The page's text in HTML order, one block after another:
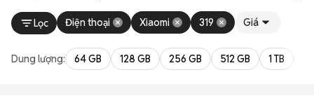
Lọc Điện thoại Xiaomi 319 Giá
Dung lượng: 64 GB 128 GB 256 GB 512 GB 1 TB